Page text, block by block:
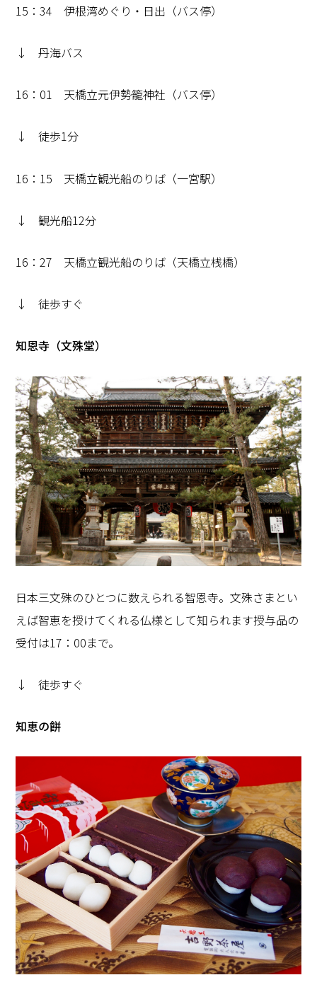
15：34 伊根湾めぐり・日出（バス停）
↓ 丹海バス
16：01 天橋立元伊勢籠神社（バス停）
↓ 徒歩1分
16：15 天橋立観光船のりば（一宮駅）
↓ 観光船12分
16：27 天橋立観光船のりば（天橋立桟橋）
↓ 徒歩すぐ
知恩寺（文殊堂）
日本三文殊のひとつに数えられる智恩寺。文殊さまとい
えば智恵を授けてくれる仏様として知られます授与品の
受付は17：00まで。
↓ 徒歩すぐ
知恵の餅